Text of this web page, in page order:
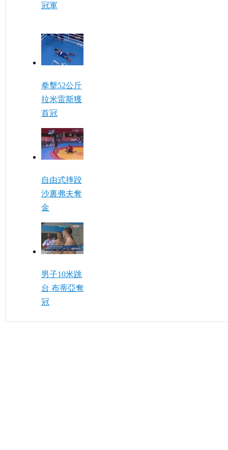
冠軍
拳擊52公斤
拉米雷斯獲
首冠
自由式摔跤
沙裏弗夫奪
金
男子10米跳
台 布蒂亞奪
冠